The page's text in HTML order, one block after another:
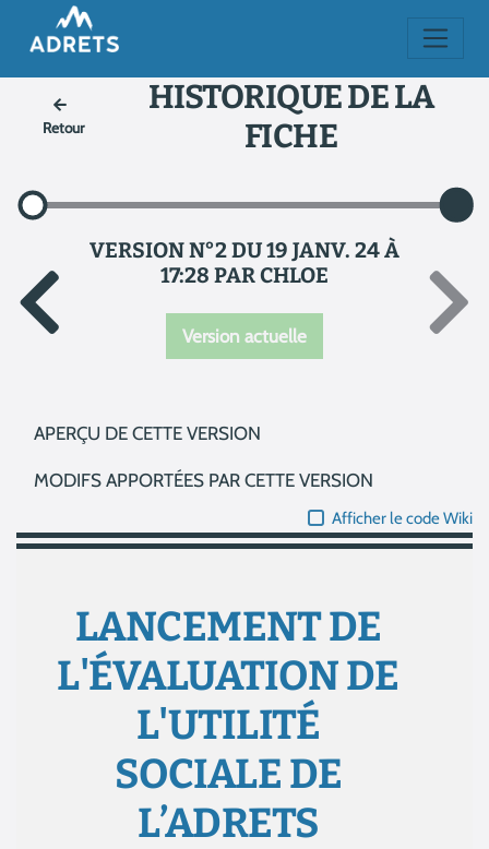
Retour
HISTORIQUE DE LA
FICHE
VERSION N°2 DU 19 JANV. 24 À
17:28 PAR CHLOE
Version actuelle
APERÇU DE CETTE VERSION
MODIFS APPORTÉES PAR CETTE VERSION
Afficher le code Wiki
LANCEMENT DE
L'ÉVALUATION DE
L'UTILITÉ
SOCIALE DE
L’ADRETS